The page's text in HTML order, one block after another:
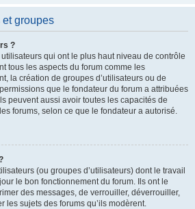
et groupes
?
qui ont le plus haut niveau de contrôle
tous les aspects du forum comme les
la création de groupes d’utilisateurs ou de
que le fondateur du forum a attribuées
peuvent aussi avoir toutes les capacités de
forums, selon ce que le fondateur a autorisé.
(ou groupes d’utilisateurs) dont le travail
le bon fonctionnement du forum. Ils ont le
des messages, de verrouiller, déverrouiller,
les sujets des forums qu’ils modèrent.